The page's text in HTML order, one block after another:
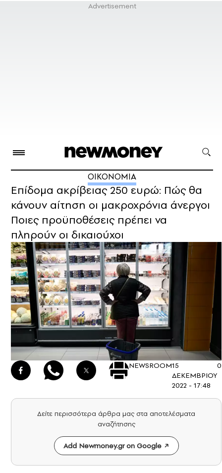
ΟΙΚΟΝΟΜΙΑ
Επίδομα ακρίβειας 250 ευρώ: Πώς θα
κάνουν αίτηση οι μακροχρόνια άνεργοι
Ποιες προϋποθέσεις πρέπει να
πληρούν οι δικαιούχοι
NEWSROOM15
ΔΕΚΕΜΒΡΙΟΥ
2022 - 17:48
0
Δείτε περισσότερα άρθρα μας στα αποτελέσματα
αναζήτησης
Add Newmoney.gr on Google